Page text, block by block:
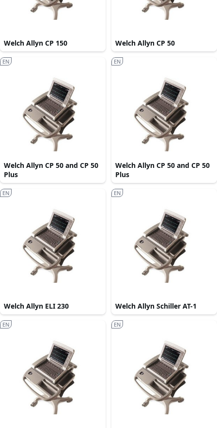
Welch Allyn CP 150 Welch Allyn CP 50
Welch Allyn CP 50 and CP 50
Plus
EN
Welch Allyn CP 50 and CP 50
Plus
EN
Welch Allyn ELI 230
EN
Welch Allyn Schiller AT-1
EN
EN EN